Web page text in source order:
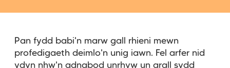
Pan fydd babi'n marw gall rhieni mewn
profedigaeth deimlo'n unig iawn. Fel arfer nid
ydyn nhw'n adnabod unrhyw un arall sydd